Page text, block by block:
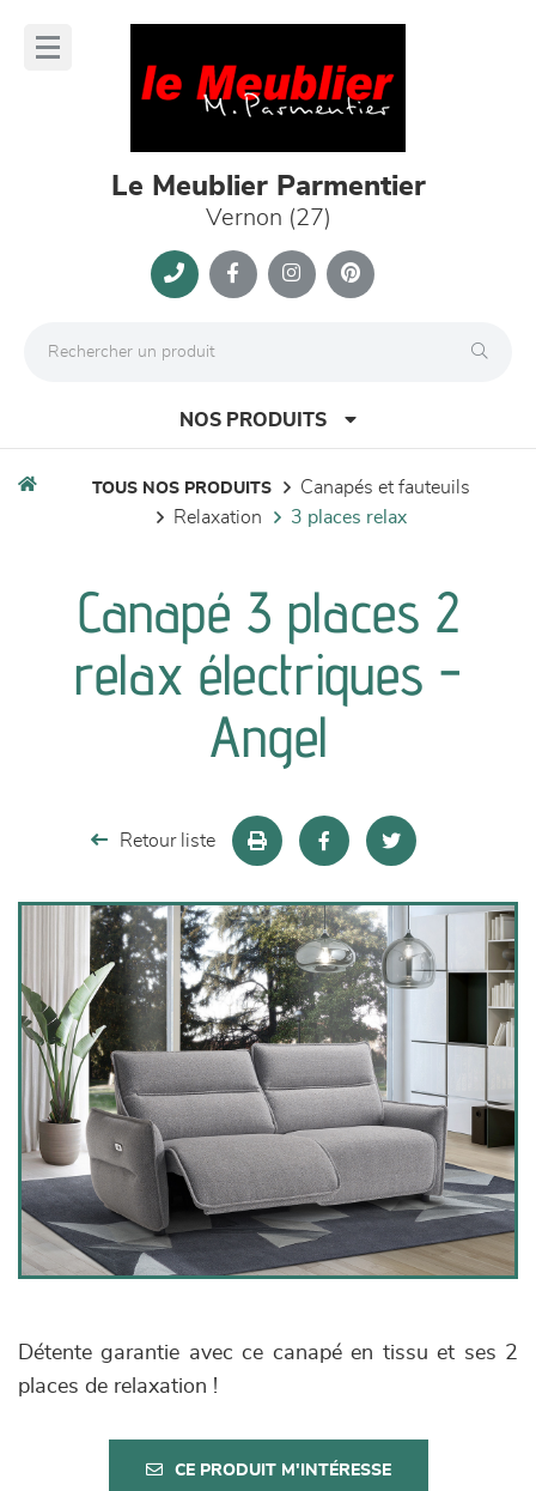
Le Meublier Parmentier
Vernon (27)
NOS PRODUITS
séjours
meubles de complément
chambres et dressing
TOUS NOS PRODUITS
canapés et fauteuils
relaxation
3 places relax
Canapé 3 places 2
relax électriques -
Angel
Retour liste
Détente garantie avec ce canapé en tissu et ses 2
places de relaxation !
CE PRODUIT M'INTÉRESSE